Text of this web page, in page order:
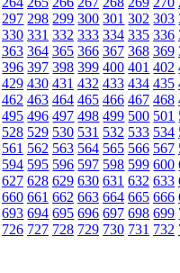
297 298 299 300 301 302 303
330 331 332 333 334 335 336
363 364 365 366 367 368 369
396 397 398 399 400 401 402
429 430 431 432 433 434 435
462 463 464 465 466 467 468
495 496 497 498 499 500 501
528 529 530 531 532 533 534
561 562 563 564 565 566 567
594 595 596 597 598 599 600
627 628 629 630 631 632 633
660 661 662 663 664 665 666
693 694 695 696 697 698 699
726 727 728 729 730 731 732